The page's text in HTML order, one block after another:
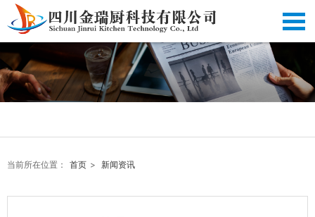
当前所在位置： 首页 > 新闻资讯